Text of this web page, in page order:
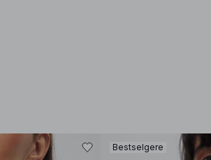
Bestselgere